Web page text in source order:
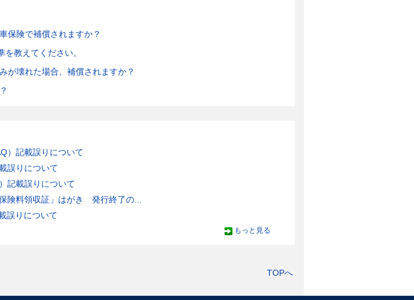
保険で補償されますか？
教えてください。
が壊れた場合、補償されますか？
）記載誤りについて
誤りについて
記載誤りについて
険料領収証」はがき 発行終了の...
誤りについて
もっと見る
TOPへ